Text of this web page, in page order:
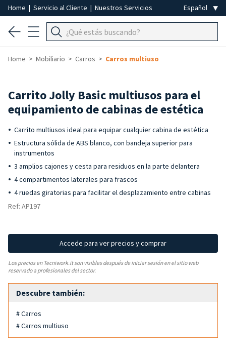
Home | Servicio al Cliente | Nuestros Servicios
Home Mobiliario Carros Carros multiuso
Carrito Jolly Basic multiusos para el
equipamiento de cabinas de estética
Carrito multiusos ideal para equipar cualquier cabina de estética
Estructura sólida de ABS blanco, con bandeja superior para
instrumentos
3 amplios cajones y cesta para residuos en la parte delantera
4 compartimentos laterales para frascos
4 ruedas giratorias para facilitar el desplazamiento entre cabinas
Ref: AP197
Accede para ver precios y comprar
Los precios en Tecniwork.it son visibles después de iniciar sesión en el sitio web
reservado a profesionales del sector.
Descubre también:
# Carros
# Carros multiuso